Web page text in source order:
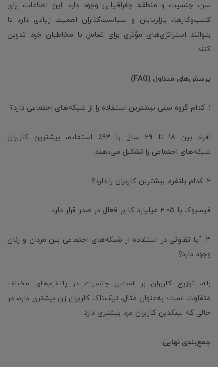
سن، جنسیت و منطقه جغرافیایی وجود دارد. این اطلاعات برای
کسب‌وکارها، بازاریابان و سیاست‌گذاران اهمیت زیادی دارد تا
بتوانند استراتژی‌های مؤثری برای تعامل با مخاطبان خود تدوین
کنند.
پرسش‌های متداول (FAQ)
۱. کدام گروه سنی بیشترین استفاده را از شبکه‌های اجتماعی دارد؟
افراد بین ۱۸ تا ۲۹ سال با ۹۳٪ استفاده، بیشترین کاربران
شبکه‌های اجتماعی را تشکیل می‌دهند.
۲. کدام پلتفرم بیشترین کاربران را دارد؟
فیسبوک با ۳.۰۵ میلیارد کاربر فعال در صدر قرار دارد.
۳. آیا تفاوتی در استفاده از شبکه‌های اجتماعی بین مردان و زنان
وجود دارد؟
بله، توزیع کاربران بر اساس جنسیت در پلتفرم‌های مختلف
متفاوت است؛ به‌عنوان مثال، تیک‌تاک کاربران زن بیشتری دارد، در
حالی که لینکدین کاربران مرد بیشتری دارد.
جمع‌بندی نهایی: